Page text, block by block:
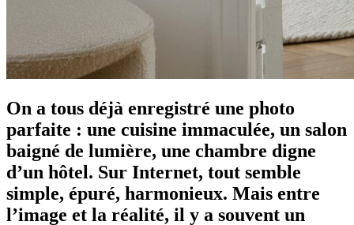
On a tous déjà enregistré une photo
parfaite : une cuisine immaculée, un salon
baigné de lumière, une chambre digne
d’un hôtel. Sur Internet, tout semble
simple, épuré, harmonieux. Mais entre
l’image et la réalité, il y a souvent un